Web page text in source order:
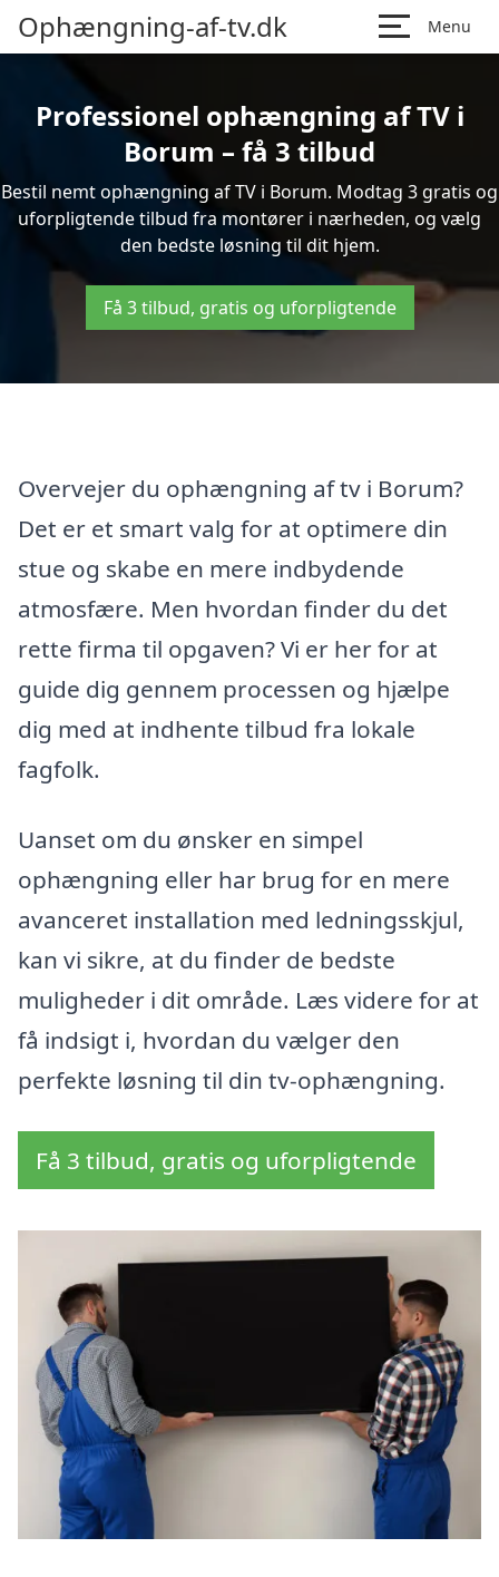
Ophængning-af-tv.dk Menu
Professionel ophængning af TV i
Borum – få 3 tilbud
Bestil nemt ophængning af TV i Borum. Modtag 3 gratis og
uforpligtende tilbud fra montører i nærheden, og vælg
den bedste løsning til dit hjem.
Få 3 tilbud, gratis og uforpligtende
Overvejer du ophængning af tv i Borum?
Det er et smart valg for at optimere din
stue og skabe en mere indbydende
atmosfære. Men hvordan finder du det
rette firma til opgaven? Vi er her for at
guide dig gennem processen og hjælpe
dig med at indhente tilbud fra lokale
fagfolk.
Uanset om du ønsker en simpel
ophængning eller har brug for en mere
avanceret installation med ledningsskjul,
kan vi sikre, at du finder de bedste
muligheder i dit område. Læs videre for at
få indsigt i, hvordan du vælger den
perfekte løsning til din tv-ophængning.
Få 3 tilbud, gratis og uforpligtende